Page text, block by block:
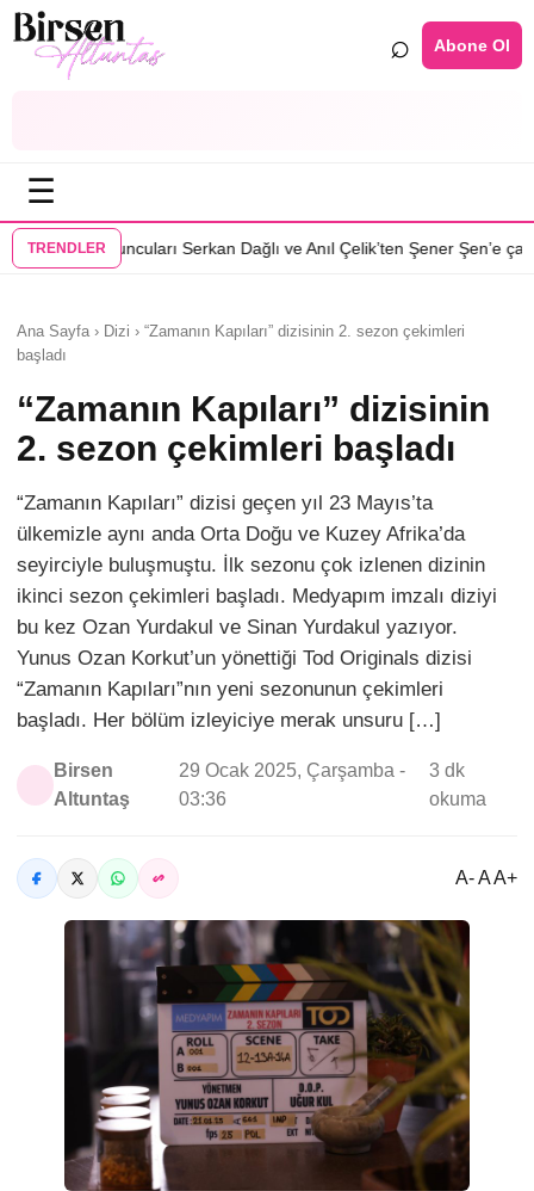
⌕ Abone Ol
☰
TRENDLER
Dağlı ve Anıl Çelik’ten Şener Şen’e çağrı•Özcan Deniz:
Ana Sayfa › Dizi › “Zamanın Kapıları” dizisinin 2. sezon çekimleri
başladı
“Zamanın Kapıları” dizisinin
2. sezon çekimleri başladı
“Zamanın Kapıları” dizisi geçen yıl 23 Mayıs’ta
ülkemizle aynı anda Orta Doğu ve Kuzey Afrika’da
seyirciyle buluşmuştu. İlk sezonu çok izlenen dizinin
ikinci sezon çekimleri başladı. Medyapım imzalı diziyi
bu kez Ozan Yurdakul ve Sinan Yurdakul yazıyor.
Yunus Ozan Korkut’un yönettiği Tod Originals dizisi
“Zamanın Kapıları”nın yeni sezonunun çekimleri
başladı. Her bölüm izleyiciye merak unsuru […]
Birsen
Altuntaş
29 Ocak 2025, Çarşamba -
03:36
3 dk
okuma
A- A A+